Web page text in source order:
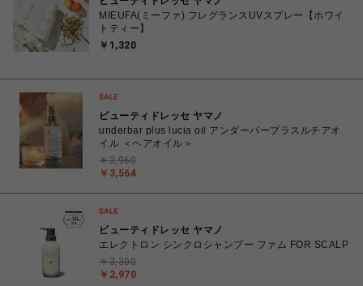
MIEUFA(ミーファ) フレグランスUVスプレー【ホワイ
トティー】
￥1,320
ビューティドレッセ ヤマノ
underbar plus lucia oil アンダーバープラスルチアオ
イル ＜ヘアオイル＞
￥3,564
￥3,960
ビューティドレッセ ヤマノ
エレクトロン シンクロシャンプー ファム FOR SCALP
￥2,970
￥3,300